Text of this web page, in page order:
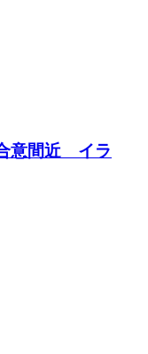
意間近 イラ